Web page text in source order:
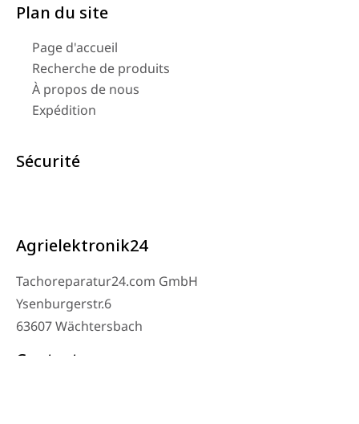
Plan du site
Page d'accueil
Recherche de produits
À propos de nous
Expédition
Sécurité
Agrielektronik24
Tachoreparatur24.com GmbH
Ysenburgerstr.6
63607 Wächtersbach
Contact